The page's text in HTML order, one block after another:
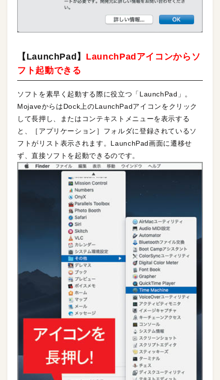
【LaunchPad】 LaunchPadアイコンからソ
フト起動できる
ソフトを素早く起動する際に役立つ「LaunchPad」。
MojaveからはDock上のLaunchPadアイコンをクリック
して長押し、またはコンテキストメニューを表示する
と、［アプリケーション］フォルダに登録されているソ
フトがリスト表示されます。LaunchPad画面に遷移せ
ず、直接ソフトを起動できるのです。